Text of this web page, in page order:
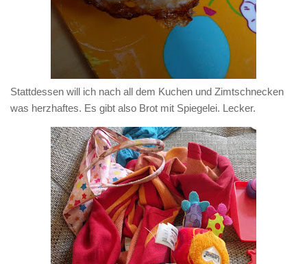
Stattdessen will ich nach all dem Kuchen und Zimtschnecken
was herzhaftes. Es gibt also Brot mit Spiegelei. Lecker.